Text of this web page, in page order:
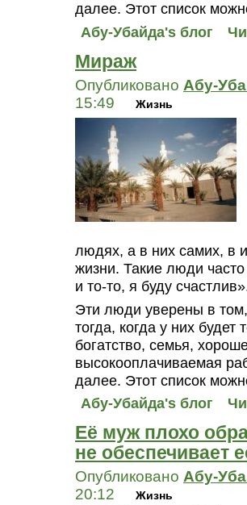
далее. Этот список
Абу-Убайда's блог
Мираж
Опубликовано Абу-
15:49
Жизнь
людях, а в них самих, в
жизни. Такие люди часто
и то-то, я буду
Эти люди уверены в том,
тогда, когда у них
богатство, семья,
высокооплачиваемая
далее. Этот список
Абу-Убайда's блог
Её муж плохо
не обеспечивает
Опубликовано Абу-
20:12
Жизнь